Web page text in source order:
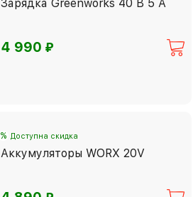
Зарядка Greenworks 40 В 5 А
4 990⃏
% Доступна скидка
Аккумуляторы WORX 20V